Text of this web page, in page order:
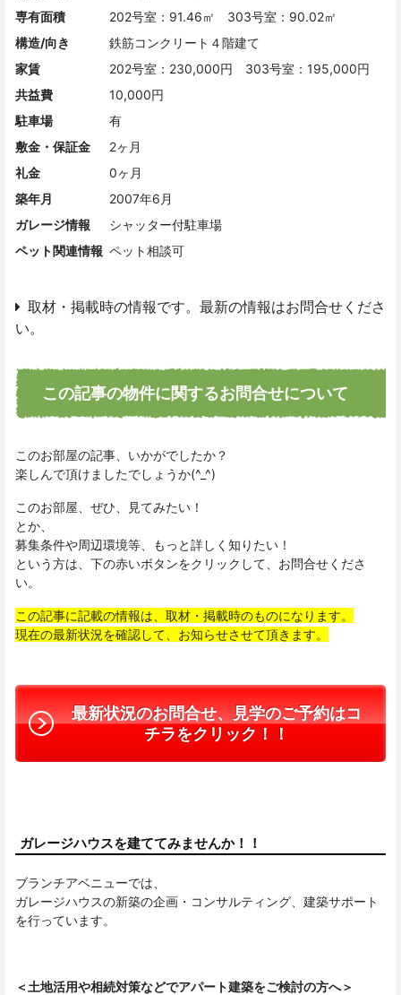
専有面積
202号室：91.46㎡ 303号室：90.02㎡
構造/向き
鉄筋コンクリート４階建て
家賃
202号室：230,000円 303号室：195,000円
共益費
10,000円
駐車場
有
敷金・保証金
2ヶ月
礼金
0ヶ月
築年月
2007年6月
ガレージ情報
シャッター付駐車場
ペット関連情報 ペット相談可
取材・掲載時の情報です。最新の情報はお問合せくださ
い。
この記事の物件に関するお問合せについて
このお部屋の記事、いかがでしたか？
楽しんで頂けましたでしょうか(^_^)
このお部屋、ぜひ、見てみたい！
とか、
募集条件や周辺環境等、もっと詳しく知りたい！
という方は、下の赤いボタンをクリックして、お問合せくださ
い。
この記事に記載の情報は、取材・掲載時のものになります。
現在の最新状況を確認して、お知らせさせて頂きます。
最新状況のお問合せ、見学のご予約はコ
チラをクリック！！
ガレージハウスを建ててみませんか！！
ブランチアベニューでは、
ガレージハウスの新築の企画・コンサルティング、建築サポート
を行っています。
＜土地活用や相続対策などでアパート建築をご検討の方へ＞